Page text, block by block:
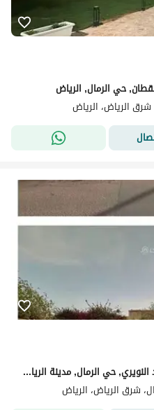
حي الرمال, الرياض
الرياض، الرياض
استراحة للبيع في شارع محمد بن محمد النويري, حي الرمال, مدينة الرياض, منطقة الرياض
شرق الرياض، الرياض